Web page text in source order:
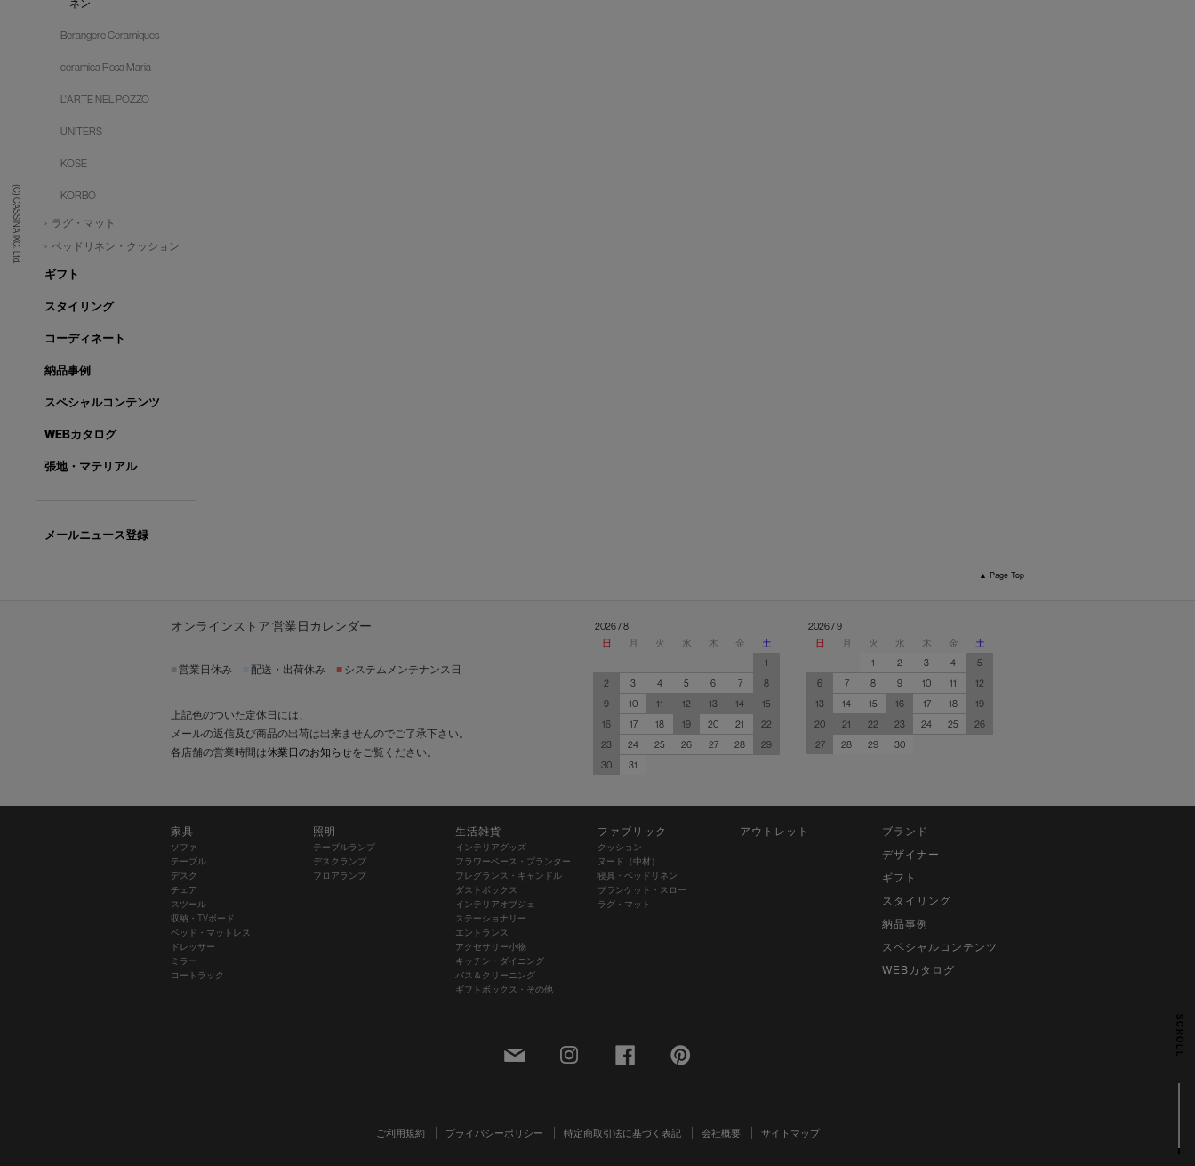
(C) CASSINA IXC. Ltd.
SCROLL
ネン
Berangere Ceramiques
ceramica Rosa Maria
L'ARTE NEL POZZO
UNITERS
KOSE
KORBO
ラグ・マット
ベッドリネン・クッション
ギフト
スタイリング
コーディネート
納品事例
スペシャルコンテンツ
WEBカタログ
張地・マテリアル
メールニュース登録
▲ Page Top
オンラインストア 営業日カレンダー
営業日休み 配送・出荷休み ■ システムメンテナンス日
上記色のついた定休日には、
メールの返信及び商品の出荷は出来ませんのでご了承下さい。
各店舗の営業時間は休業日のお知らせをご覧ください。
2026 / 8
日
月 火 水 木 金
土
1
2
3 4 5 6 7
8
9
10 11 12 13 14
15
16
17 18 19 20 21
22
23
24 25 26 27 28
29
30
31
2026 / 9
日
月 火 水 木 金
土
1
2 3 4
5
6
7 8 9 10 11
12
13
14 15 16 17 18
19
20
21 22 23 24 25
26
27
28 29 30
家具
ソファ
テーブル
デスク
チェア
スツール
収納・TVボード
ベッド・マットレス
ドレッサー
ミラー
コートラック
照明
テーブルランプ
デスクランプ
フロアランプ
生活雑貨
インテリアグッズ
フラワーベース・プランター
フレグランス・キャンドル
ダストボックス
インテリアオブジェ
ステーショナリー
エントランス
アクセサリー小物
キッチン・ダイニング
バス＆クリーニング
ギフトボックス・その他
ファブリック
クッション
ヌード（中材）
寝具・ベッドリネン
ブランケット・スロー
ラグ・マット
アウトレット
ブランド
デザイナー
ギフト
スタイリング
納品事例
スペシャルコンテンツ
WEBカタログ
ご利用規約 プライバシーポリシー 特定商取引法に基づく表記 会社概要 サイトマップ